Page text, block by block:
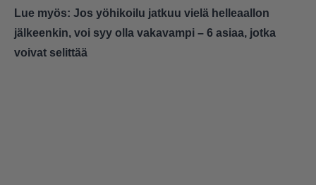
Lue myös: Jos yöhikoilu jatkuu vielä helleaallon
jälkeenkin, voi syy olla vakavampi – 6 asiaa, jotka
voivat selittää